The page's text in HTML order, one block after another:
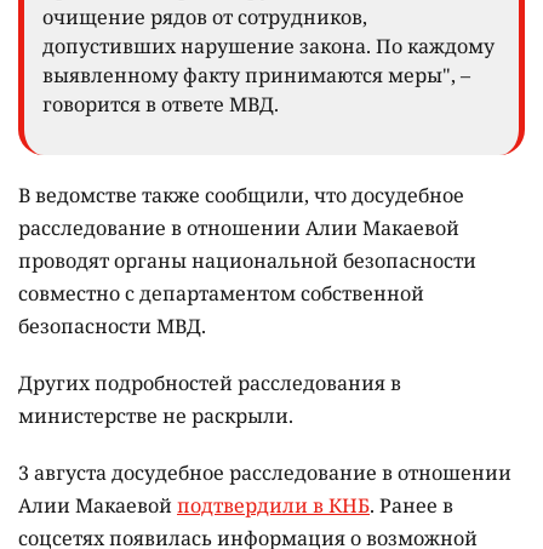
очищение рядов от сотрудников,
допустивших нарушение закона. По каждому
выявленному факту принимаются меры", –
говорится в ответе МВД.
В ведомстве также сообщили, что досудебное
расследование в отношении Алии Макаевой
проводят органы национальной безопасности
совместно с департаментом собственной
безопасности МВД.
Других подробностей расследования в
министерстве не раскрыли.
3 августа досудебное расследование в отношении
Алии Макаевойподтвердили в КНБ. Ранее в
соцсетях появилась информация о возможной